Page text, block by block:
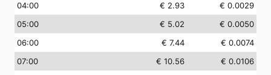
04:00 € 2.93
€ 0.0029
05:00 € 5.02
€ 0.0050
06:00 € 7.44
€ 0.0074
07:00 € 10.56
€ 0.0106